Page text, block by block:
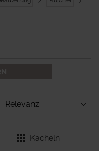
Kacheln